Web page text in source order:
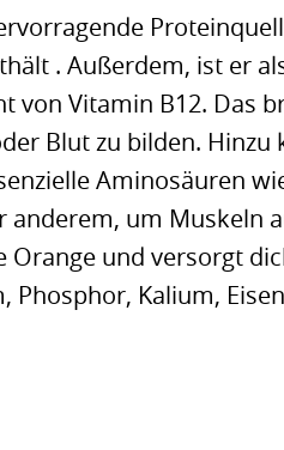
. Außerdem, ist er
von Vitamin B12. Das
Blut zu bilden. Hinzu
Aminosäuren
um Muskeln
Orange und versorgt
Phosphor, Kalium,